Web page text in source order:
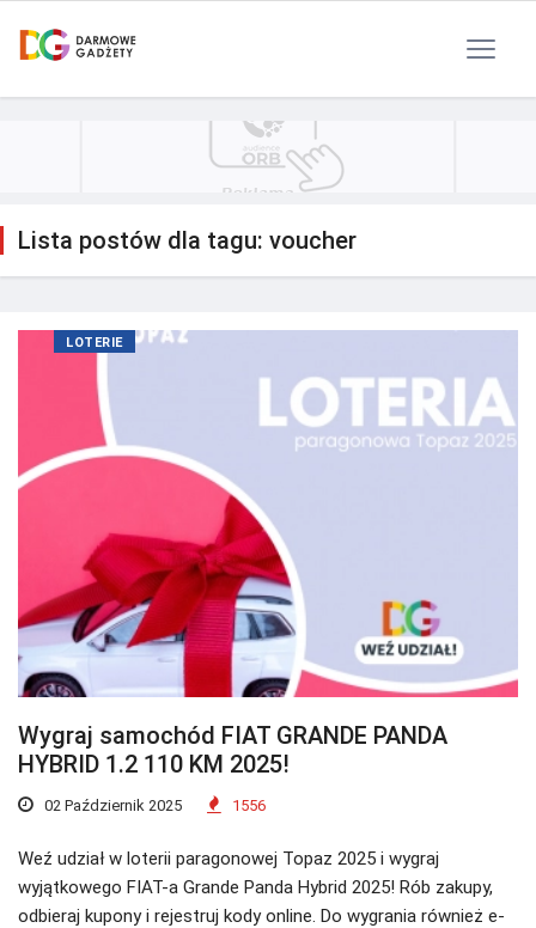
Lista postów dla tagu: voucher
LOTERIE
Wygraj samochód FIAT GRANDE PANDA
HYBRID 1.2 110 KM 2025!
02 Październik 2025 1556
Weź udział w loterii paragonowej Topaz 2025 i wygraj
wyjątkowego FIAT-a Grande Panda Hybrid 2025! Rób zakupy,
odbieraj kupony i rejestruj kody online. Do wygrania również e-